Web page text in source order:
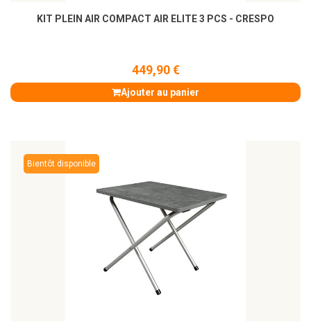
KIT PLEIN AIR COMPACT AIR ELITE 3 PCS - CRESPO
449,90 €
Ajouter au panier
Bientôt disponible